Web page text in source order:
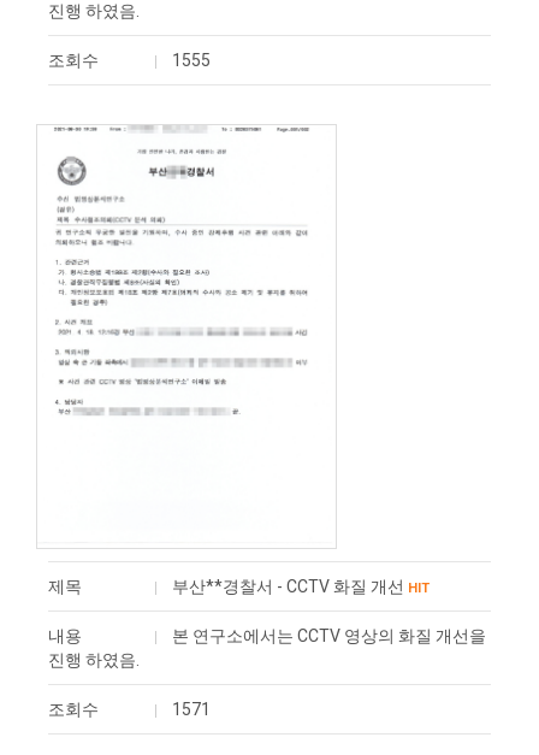
진행 하였음.
조회수 1555
제목 부산**경찰서 - CCTV 화질 개선 HIT
내용
본 연구소에서는 CCTV 영상의 화질 개선을
진행 하였음.
조회수 1571